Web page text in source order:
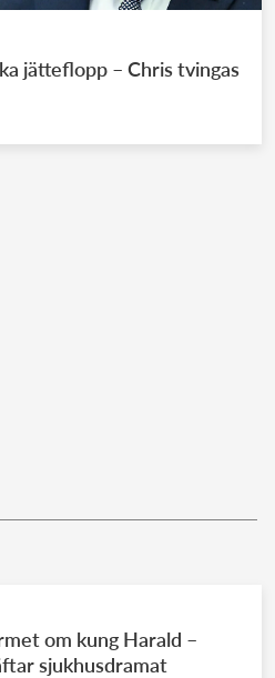
jätteflopp – Chris tvingas
om kung Harald –
sjukhusdramat